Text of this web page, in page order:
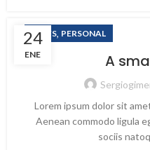
24
ENE
NEWS, PERSONAL
A
Lorem ipsum dolor sit
Aenean commodo ligula
sociis